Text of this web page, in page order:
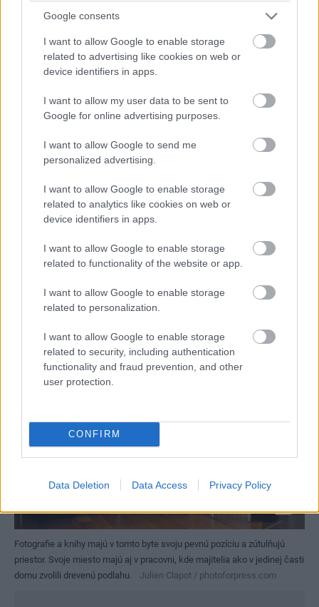
Google consents
I want to allow Google to enable storage
related to advertising like cookies on web or
device identifiers in apps.
I want to allow my user data to be sent to
Google for online advertising purposes.
I want to allow Google to send me
personalized advertising.
I want to allow Google to enable storage
related to analytics like cookies on web or
device identifiers in apps.
I want to allow Google to enable storage
related to functionality of the website or app.
I want to allow Google to enable storage
related to personalization.
I want to allow Google to enable storage
related to security, including authentication
functionality and fraud prevention, and other
user protection.
CONFIRM
Data Deletion Data Access Privacy Policy
Vďaka vysokým stropom pôsobí obývacia izba naozaj vzdušne.
Dominuje jej obrovská kožená sedačka na kovových nožičkách. O
photoforpress.com
Vedľa pieckyna drevo škandinávskeho typu majitelia
umiestnili veľmi nízke police z ohýbanej ocele.
Fotografie a knihy majú v tomto byte svoju pevnú pozíciu a zútulňujú
priestor. Svoje miesto majú aj v pracovni, kde majitelia ako v jedinej časti
domu zvolili drevenú podlahu.
Julien Clapot / photoforpress.com